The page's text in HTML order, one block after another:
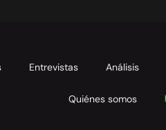
Entrevistas Análisis
Quiénes somos